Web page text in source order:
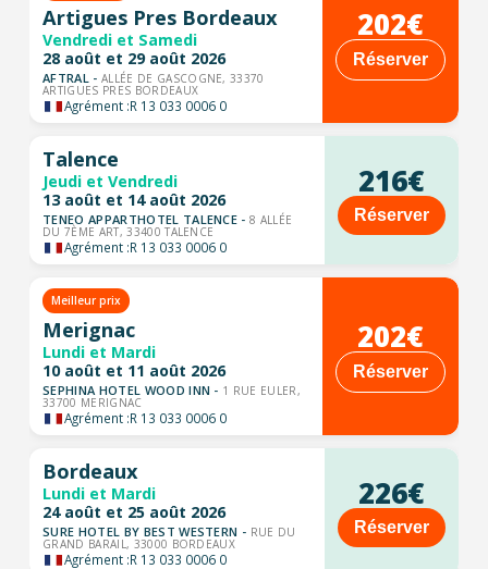
Artigues Pres Bordeaux
Vendredi et Samedi
28 août et 29 août 2026
AFTRAL - ALLÉE DE GASCOGNE, 33370
ARTIGUES PRES BORDEAUX
Agrément :R 13 033 0006 0
202€
Réserver
Talence
Jeudi et Vendredi
13 août et 14 août 2026
TENEO APPARTHOTEL TALENCE -8 ALLÉE
DU 7ÈME ART, 33400 TALENCE
Agrément :R 13 033 0006 0
216€
Réserver
Meilleur prix
Merignac
Lundi et Mardi
10 août et 11 août 2026
SEPHINA HOTEL WOOD INN - 1 RUE EULER,
33700 MERIGNAC
Agrément :R 13 033 0006 0
202€
Réserver
Bordeaux
Lundi et Mardi
24 août et 25 août 2026
SURE HOTEL BY BEST WESTERN - RUE DU
GRAND BARAIL, 33000 BORDEAUX
Agrément :R 13 033 0006 0
226€
Réserver